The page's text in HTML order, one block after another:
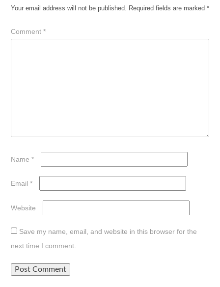
Your email address will not be published. Required fields are marked *
Comment *
Name *
Email *
Website
Save my name, email, and website in this browser for the
next time I comment.